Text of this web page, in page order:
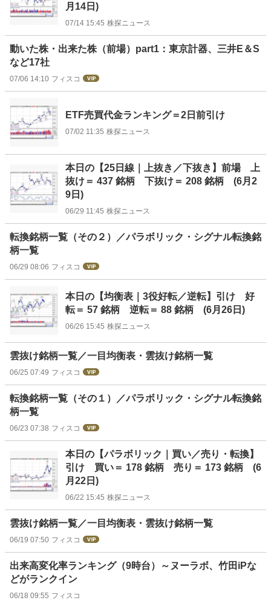
月14日)
07/14 15:45 株探ニュース
動いた株・出来た株（前場）part1：東京計器、三井E＆S
など17社
07/06 14:10 フィスコ
ETF売買代金ランキング＝2日前引け
07/02 11:35 株探ニュース
本日の【25日線｜上抜き／下抜き】前場 上
抜け＝ 437 銘柄 下抜け＝ 208 銘柄 (6月2
9日)
06/29 11:45 株探ニュース
転換銘柄一覧（その２）／パラボリック・シグナル転換銘
柄一覧
06/29 08:06 フィスコ
本日の【均衡表｜3役好転／逆転】引け 好
転＝ 57 銘柄 逆転＝ 88 銘柄 (6月26日)
06/26 15:45 株探ニュース
雲抜け銘柄一覧／一目均衡表・雲抜け銘柄一覧
06/25 07:49 フィスコ
転換銘柄一覧（その１）／パラボリック・シグナル転換銘
柄一覧
06/23 07:38 フィスコ
本日の【パラボリック｜買い／売り・転換】
引け 買い＝ 178 銘柄 売り＝ 173 銘柄 (6
月22日)
06/22 15:45 株探ニュース
雲抜け銘柄一覧／一目均衡表・雲抜け銘柄一覧
06/19 07:50 フィスコ
出来高変化率ランキング（9時台）～ヌーラボ、竹田iPな
どがランクイン
06/18 09:55 フィスコ